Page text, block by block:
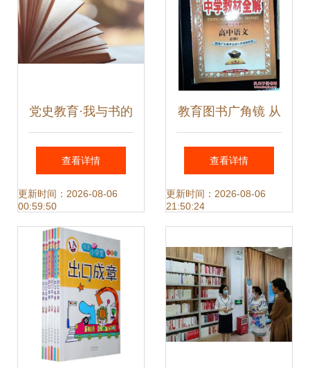
党史教育·我与书的
故事｜征文比赛优
秀作品展播之十九
《我的读书故事 教
育图书的启示》
查看详情
更新时间：2026-08-06
00:59:50
教育图书广角镜 从
启蒙到青春的学习
全攻略
查看详情
更新时间：2026-08-06
21:50:24